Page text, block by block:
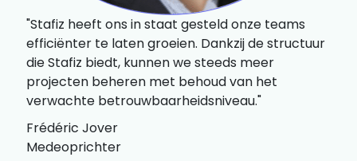
"Stafiz heeft ons in staat gesteld onze teams
efficiënter te laten groeien. Dankzij de structuur
die Stafiz biedt, kunnen we steeds meer
projecten beheren met behoud van het
verwachte betrouwbaarheidsniveau."
Frédéric Jover
Medeoprichter